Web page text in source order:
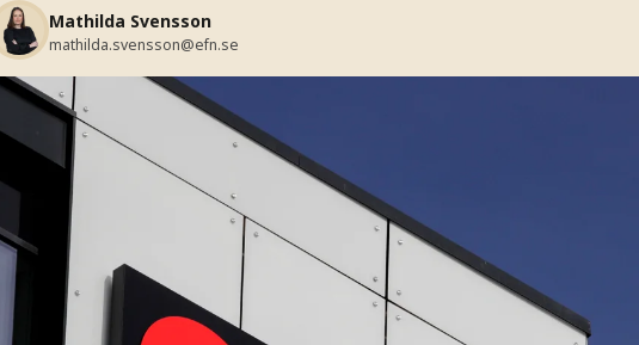
Mathilda Svensson
mathilda.svensson@efn.se